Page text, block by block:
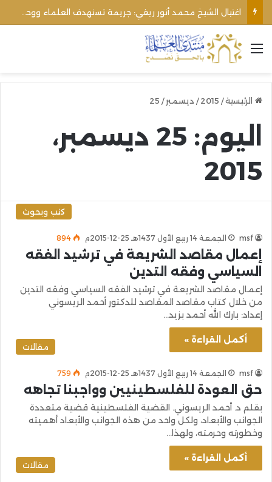
القائمة
الرئيسية/
2015
/ ديسمبر /
25
اليوم:
25 ديسمبر،
2015
كتب وبحوث
msf الجمعة 14 ربيع الأول 1437هـ 25-12-2015م 894
إعمال مقاصد الشريعة في ترشيد الفقه
السياسي وفقه التدين
إعمال مقاصد الشريعة في ترشيد الفقه السياسي وفقه التدين
من خلال كتاب مقاصد المقاصد للدكتور أحمد الريسوني
إعداد: بارك الله أحمد بزيد…
أكمل القراءة »
مقالات
msf الجمعة 14 ربيع الأول 1437هـ 25-12-2015م 759
حق العودة للفلسطينيين وواجبنا تجاهه
بقلم د. أحمد الريسوني. القضية الفلسطينية قضية متعددة
الجوانب والأبعاد، ولكل واحد من هذه الجوانب والأبعاد أهميته
وخطورته وحرمته، ولهذا…
أكمل القراءة »
مقالات